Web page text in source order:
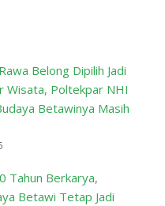
Belong Dipilih Jadi
Wisata, Poltekpar NHI
Betawinya Masih
Tahun Berkarya,
Betawi Tetap Jadi